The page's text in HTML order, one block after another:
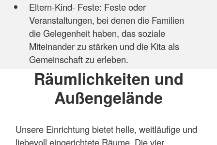
Eltern-Kind- Feste: Feste oder
Veranstaltungen, bei denen die Familien
die Gelegenheit haben, das soziale
Miteinander zu stärken und die Kita als
Gemeinschaft zu erleben.
Räumlichkeiten und
Außengelände
Unsere Einrichtung bietet helle, weitläufige und
liebevoll eingerichtete Räume. Die vier